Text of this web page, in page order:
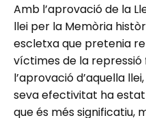
Amb l’aprovació de la
llei per la Memòria
escletxa que pretenia
víctimes de la repressió
l’aprovació d’aquella
seva efectivitat ha
que és més significatiu,